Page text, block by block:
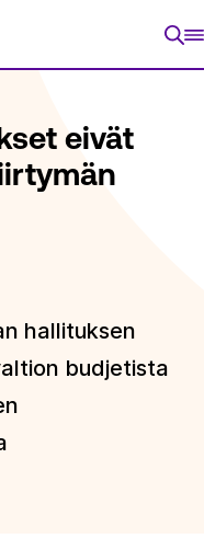
eivät
hallituksen
budjetista